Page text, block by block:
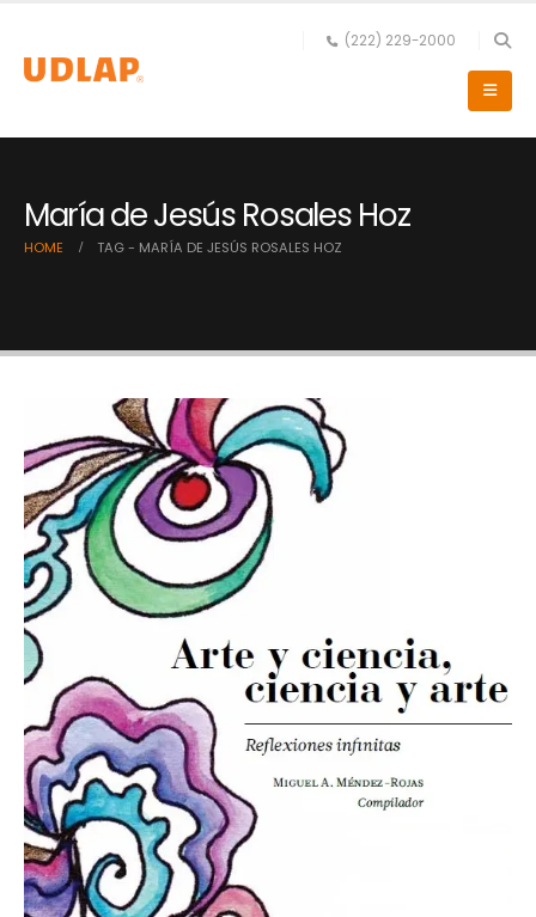
(222) 229-2000
María de Jesús Rosales Hoz
HOME TAG - MARÍA DE JESÚS ROSALES HOZ